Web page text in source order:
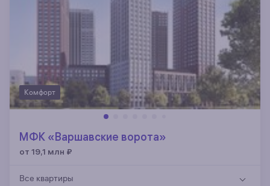
Комфорт
МФК «Варшавские ворота»
от 19,1 млн ₽
Все квартиры